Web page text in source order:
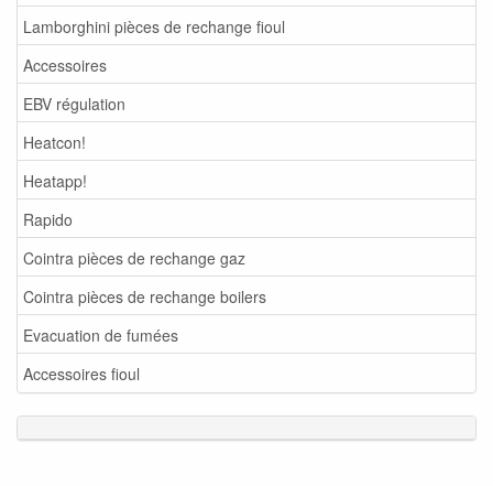
Lamborghini pièces de rechange fioul
Accessoires
EBV régulation
Heatcon!
Heatapp!
Rapido
Cointra pièces de rechange gaz
Cointra pièces de rechange boilers
Evacuation de fumées
Accessoires fioul